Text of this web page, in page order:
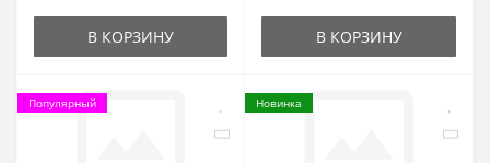
В КОРЗИНУ В КОРЗИНУ
Популярный Новинка